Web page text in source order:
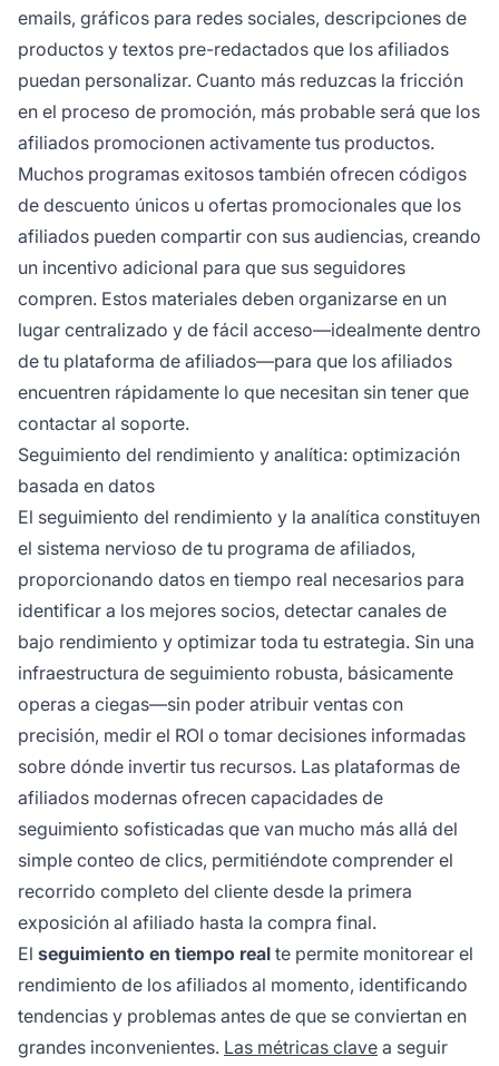
emails, gráficos para redes sociales, descripciones de
productos y textos pre-redactados que los afiliados
puedan personalizar. Cuanto más reduzcas la fricción
en el proceso de promoción, más probable será que los
afiliados promocionen activamente tus productos.
Muchos programas exitosos también ofrecen códigos
de descuento únicos u ofertas promocionales que los
afiliados pueden compartir con sus audiencias, creando
un incentivo adicional para que sus seguidores
compren. Estos materiales deben organizarse en un
lugar centralizado y de fácil acceso—idealmente dentro
de tu plataforma de afiliados—para que los afiliados
encuentren rápidamente lo que necesitan sin tener que
contactar al soporte.
Seguimiento del rendimiento y analítica: optimización
basada en datos
El seguimiento del rendimiento y la analítica constituyen
el sistema nervioso de tu programa de afiliados,
proporcionando datos en tiempo real necesarios para
identificar a los mejores socios, detectar canales de
bajo rendimiento y optimizar toda tu estrategia. Sin una
infraestructura de seguimiento robusta, básicamente
operas a ciegas—sin poder atribuir ventas con
precisión, medir el ROI o tomar decisiones informadas
sobre dónde invertir tus recursos. Las plataformas de
afiliados modernas ofrecen capacidades de
seguimiento sofisticadas que van mucho más allá del
simple conteo de clics, permitiéndote comprender el
recorrido completo del cliente desde la primera
exposición al afiliado hasta la compra final.
El seguimiento en tiempo real te permite monitorear el
rendimiento de los afiliados al momento, identificando
tendencias y problemas antes de que se conviertan en
grandes inconvenientes. Las métricas clave a seguir